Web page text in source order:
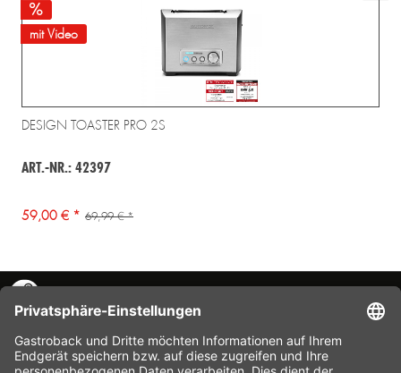
mit Video
DESIGN TOASTER PRO 2S
ART.-NR.: 42397
59,00 € * 69,99 € *
SERVICE HOTLINE